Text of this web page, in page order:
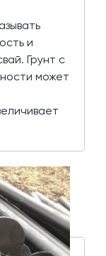
и
Грунт с
может